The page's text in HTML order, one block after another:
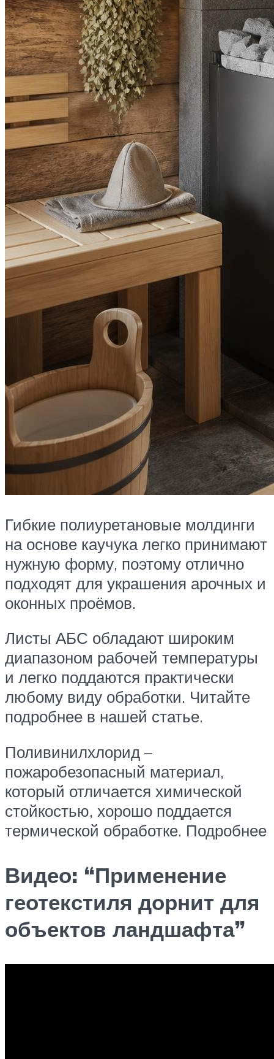
Гибкие полиуретановые молдинги
на основе каучука легко принимают
нужную форму, поэтому отлично
подходят для украшения арочных и
оконных проёмов.
Листы АБС обладают широким
диапазоном рабочей температуры
и легко поддаются практически
любому виду обработки. Читайте
подробнее в нашей статье.
Поливинилхлорид –
пожаробезопасный материал,
который отличается химической
стойкостью, хорошо поддается
термической обработке. Подробнее
Видео: “Применение
геотекстиля дорнит для
объектов ландшафта”